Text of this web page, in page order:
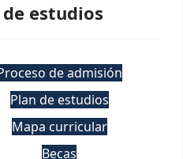
de estudios
de admisión
Plan de estudios
Mapa curricular
Becas